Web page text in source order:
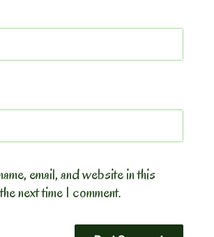
email, and website in this
next time I comment.